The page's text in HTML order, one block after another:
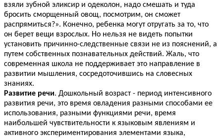
взяли зубной эликсир и одеколон, надо смешать и туда
бросить сморщенный овощ, посмотрим, он сможет
распрямиться?». Конечно, ребенка могут отругать за то, что
он берет вещи взрослых. Но нельзя не видеть попытки
установить причинно-следственные связи не из пояснений, а
путем собственных познавательных действий. Жаль, что
современная школа не поддерживает это направление в
развитии мышления, сосредоточившись на словесных
знаниях.
Развитие речи. Дошкольный возраст - период интенсивного
развития речи, это время овладения разными способами ее
использования, разными функциями речи, время
наибольшей чувствительности к языковым явлениям и
активного экспериментирования элементами языка,